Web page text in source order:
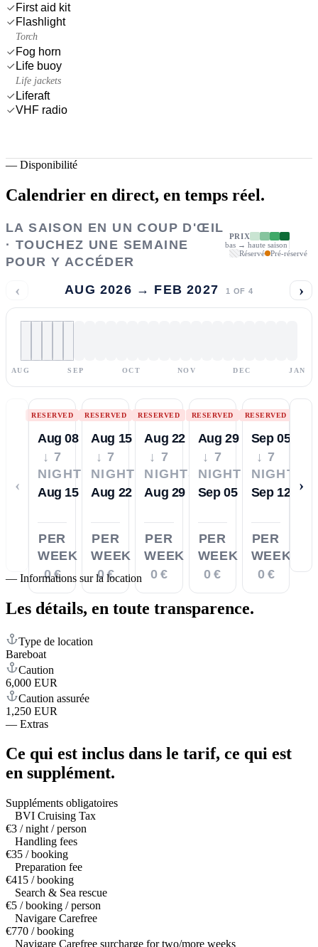
First aid kit
Flashlight
Torch
Fog horn
Life buoy
Life jackets
Liferaft
VHF radio
— Disponibilité
Calendrier en direct, en temps réel.
LA SAISON EN UN COUP D'ŒIL
· TOUCHEZ UNE SEMAINE
POUR Y ACCÉDER
PRIX
bas → haute saison
Réservé
Pré-réservé
‹ AUG 2026 → FEB 2027 1 OF 4 ›
AUG SEP OCT NOV DEC JAN
‹
RESERVED
Aug 08
↓ 7
NIGHTS
Aug 15
PER
WEEK
0 €
RESERVED
Aug 15
↓ 7
NIGHTS
Aug 22
PER
WEEK
0 €
RESERVED
Aug 22
↓ 7
NIGHTS
Aug 29
PER
WEEK
0 €
RESERVED
Aug 29
↓ 7
NIGHTS
Sep 05
PER
WEEK
0 €
RESERVED
Sep 05
↓ 7
NIGHTS
Sep 12
PER
WEEK
0 €
›
— Informations sur la location
Les détails, en toute transparence.
Type de location
Bareboat
Caution
6,000 EUR
Caution assurée
1,250 EUR
— Extras
Ce qui est inclus dans le tarif, ce qui est
en supplément.
Suppléments obligatoires
BVI Cruising Tax
€3 / night / person
Handling fees
€35 / booking
Preparation fee
€415 / booking
Search & Sea rescue
€5 / booking / person
Navigare Carefree
€770 / booking
Navigare Carefree surcharge for two/more weeks